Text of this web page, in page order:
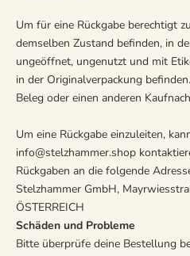
Um für eine Rückgabe berechtigt
demselben Zustand befinden, in
ungeöffnet, ungenutzt und mit
in der Originalverpackung
Beleg oder einen anderen
Um eine Rückgabe einzuleiten,
info@stelzhammer.shop
Rückgaben an die folgende
Stelzhammer GmbH,
ÖSTERREICH
Schäden und Probleme
Bitte überprüfe deine Bestellung